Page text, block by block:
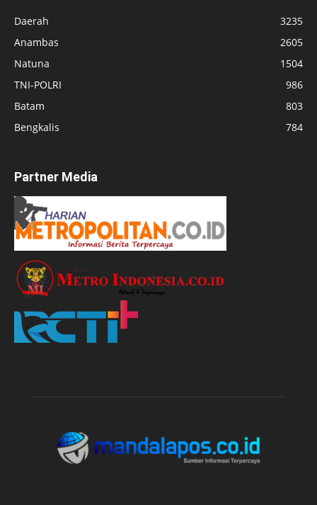
Daerah
3235
Anambas
2605
Natuna
1504
TNI-POLRI
986
Batam
803
Bengkalis
784
Partner Media